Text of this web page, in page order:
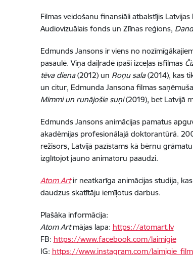
Filmas veidošanu finansiāli atbalstījis
Audiovizuālais fonds un Zlīnas reģions,
Edmunds Jansons ir viens no
pasaulē. Viņa daiļradē īpaši izceļas īsfilmas
tēva diena(2012) un Roņu sala(2014), kas
un citur, Edmunda Jansona filmas
Mimmi un runājošie suņi(2019), bet Latvijā
Edmunds Jansons animācijas pamatus
akadēmijas profesionālajā doktorantūrā.
režisors, Latvijā pazīstams kā bērnu
izglītojot jauno animatoru paaudzi.
Atom Artir neatkarīga animācijas studija,
daudzus skatītāju iemīļotus darbus.
Plašāka informācija:
Atom Artmājas lapa: https://atomart.lv
FB: https://www.facebook.com/laimigie
IG: https://www.instagram.com/